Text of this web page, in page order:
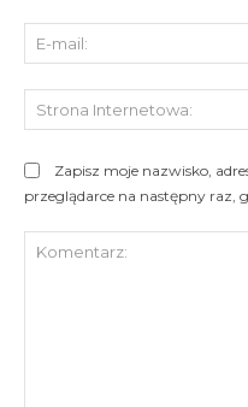
Zapisz moje nazwisko,
przeglądarce na następny raz,